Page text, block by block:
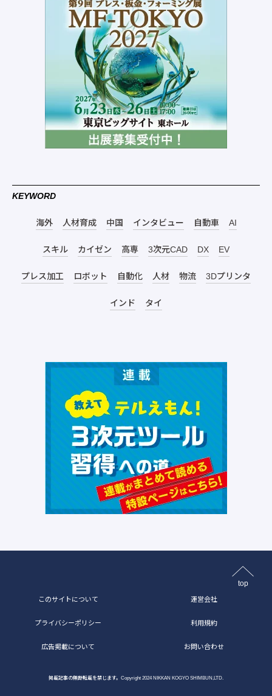
KEYWORD
海外 人材育成 中国 インタビュー 自動車 AI
スキル カイゼン 高専 3次元CAD DX EV
プレス加工 ロボット 自動化 人材 物流 3Dプリンタ
インド タイ
top
このサイトについて 運営会社
プライバシーポリシー 利用規約
広告掲載について お問い合わせ
掲載記事の無断転載を禁じます。Copyright 2024 NIKKAN KOGYO SHIMBUN,LTD.